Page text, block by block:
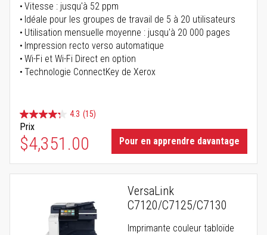
Vitesse : jusqu'à 52 ppm
Idéale pour les groupes de travail de 5 à 20 utilisateurs
Utilisation mensuelle moyenne : jusqu'à 20 000 pages
Impression recto verso automatique
Wi-Fi et Wi-Fi Direct en option
Technologie ConnectKey de Xerox
4.3 (15)
Prix
$4,351.00 Pour en apprendre davantage
VersaLink
C7120/C7125/C7130
Imprimante couleur tabloïde